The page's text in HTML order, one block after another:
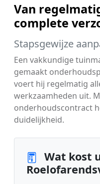
Van
complete
Stapsgewijze
Een vakkundige
gemaakt
voert hij regelmatig
werkzaamheden uit.
onderhoudscontract
duidelijkheid.
Wat kost